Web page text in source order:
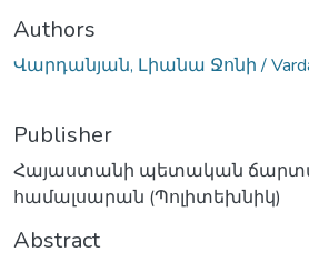
Authors
Վարդանյան, Լիանա Ջոնի /
Publisher
Հայաստանի պետական
համալսարան (Պոլիտեխնիկ)
Abstract